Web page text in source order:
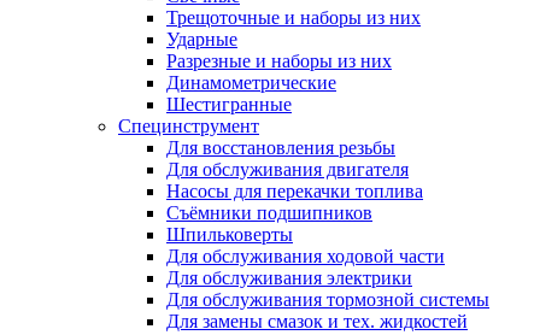
Трещоточные и наборы из них
Ударные
Разрезные и наборы из них
Динамометрические
Шестигранные
Специнструмент
Для восстановления резьбы
Для обслуживания двигателя
Насосы для перекачки топлива
Съёмники подшипников
Шпильковерты
Для обслуживания ходовой части
Для обслуживания электрики
Для обслуживания тормозной системы
Для замены смазок и тех. жидкостей